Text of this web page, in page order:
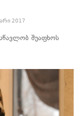
2017
შუაფხოს